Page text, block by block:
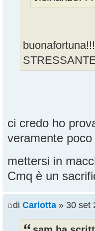
ci credo ho
veramente
mettersi in
Cmq è un
di Carlotta » 30 set